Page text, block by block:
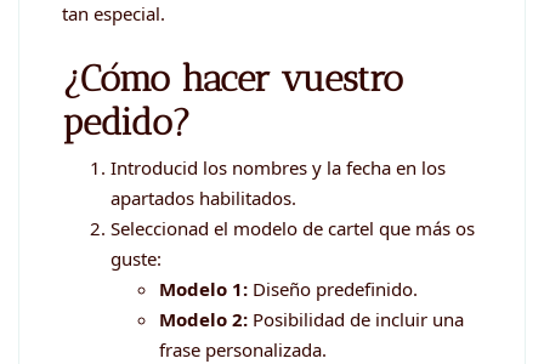
tan especial.
¿Cómo hacer vuestro
pedido?
Introducid los nombres y la fecha en los
apartados habilitados.
Seleccionad el modelo de cartel que más os
guste:
Modelo 1: Diseño predefinido.
Modelo 2: Posibilidad de incluir una
frase personalizada.